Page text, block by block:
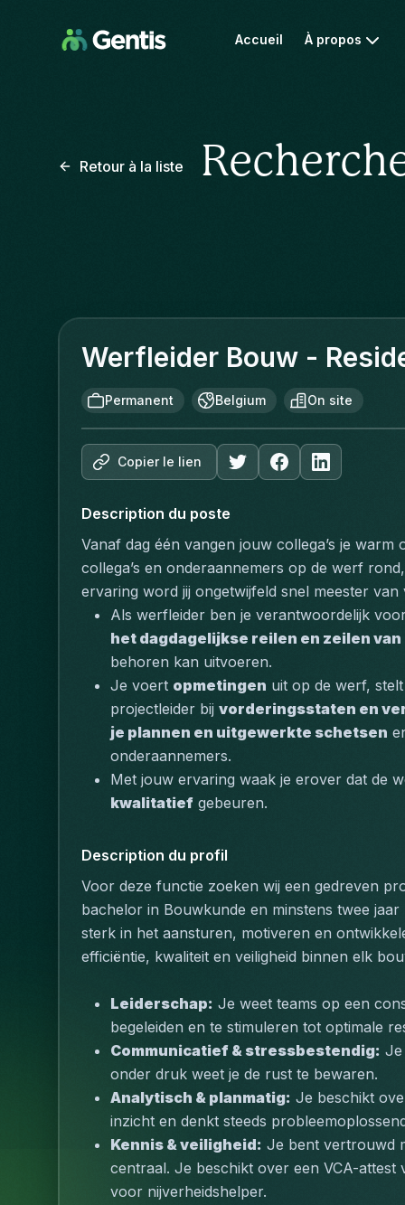
Accueil À propos
Retour à la liste
Werfleider Bouw -
Permanent Belgium On site
Copier le lien
Description du poste
Vanaf dag één vangen jouw collega’s je
collega’s en onderaannemers op de werf
ervaring word jij ongetwijfeld snel meester van
Als werfleider ben je verantwoordelijk
het dagdagelijkse reilen en zeilen
behoren kan uitvoeren.
Je voert opmetingen uit op de werf, stelt
projectleider bij vorderingsstaten en
je plannen en uitgewerkte schetsen
onderaannemers.
Met jouw ervaring waak je erover dat de
kwalitatief gebeuren.
Description du profil
Voor deze functie zoeken wij een gedreven
bachelor in Bouwkunde en minstens twee
sterk in het aansturen, motiveren en
efficiëntie, kwaliteit en veiligheid binnen elk
Leiderschap: Je weet teams op een
begeleiden en te stimuleren tot optimale
Communicatief & stressbestendig: Je
onder druk weet je de rust te bewaren.
Analytisch & planmatig: Je beschikt
inzicht en denkt steeds
Kennis & veiligheid: Je bent vertrouwd
centraal. Je beschikt over een VCA-attest
voor nijverheidshelper.